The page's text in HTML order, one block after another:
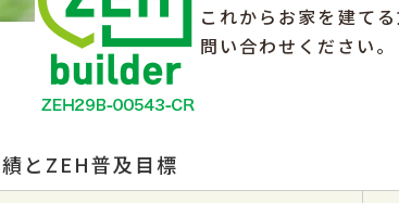
これからお家を建て
問い合わせください。
とZEH普及目標